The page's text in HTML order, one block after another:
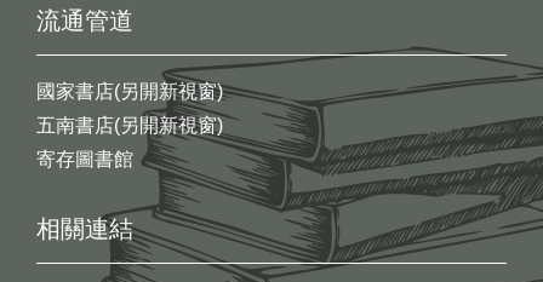
流通管道
國家書店(另開新視窗)
五南書店(另開新視窗)
寄存圖書館
相關連結